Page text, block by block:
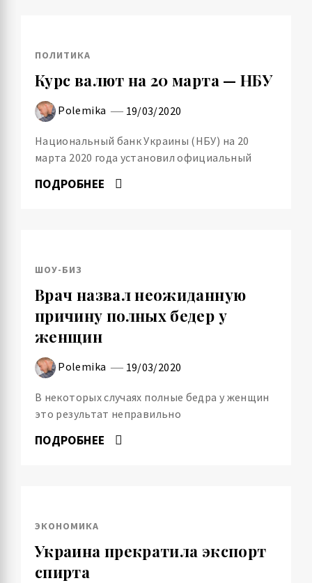
ПОЛИТИКА
Курс валют на 20 марта — НБУ
Polemika 19/03/2020
Национальный банк Украины (НБУ) на 20
марта 2020 года установил официальный
ПОДРОБНЕЕ
ШОУ-БИЗ
Врач назвал неожиданную
причину полных бедер у
женщин
Polemika 19/03/2020
В некоторых случаях полные бедра у женщин
это результат неправильно
ПОДРОБНЕЕ
ЭКОНОМИКА
Украина прекратила экспорт
спирта